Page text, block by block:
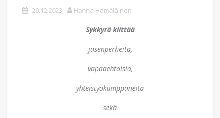
29.12.2023 Hanna Hämäläinen
Sykkyrä kiittää
jäsenperheitä,
vapaaehtoisia,
yhteistyökumppaneita
sekä